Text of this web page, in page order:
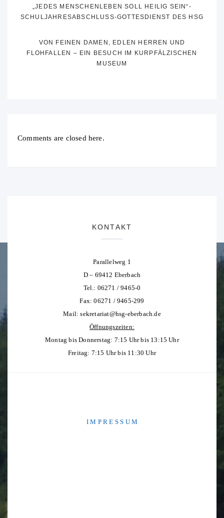
„JEDES MENSCHENLEBEN SOLL HEILIG SEIN“-
SCHULJAHRESABSCHLUSS-GOTTESDIENST DES HSG
VON FEINEN DAMEN, EDLEN HERREN UND
FLOHFALLEN – EIN BESUCH IM KURPFÄLZISCHEN
MUSEUM
Comments are closed here.
KONTAKT
Parallelweg 1
D – 69412 Eberbach
Tel.: 06271 / 9465-0
Fax: 06271 / 9465-299
Mail:sekretariat@hsg-eberbach.de
Öffnungszeiten:
Montag bis Donnerstag: 7:15 Uhr bis 13:15 Uhr
Freitag: 7:15 Uhr bis 11:30 Uhr
I M P R E S S U M